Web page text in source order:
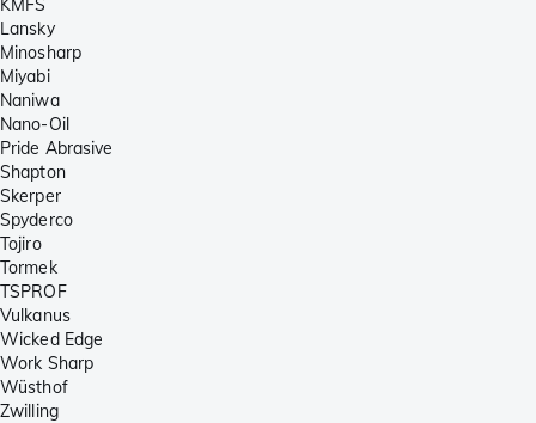
KMFS
Lansky
Minosharp
Miyabi
Naniwa
Nano-Oil
Pride Abrasive
Shapton
Skerper
Spyderco
Tojiro
Tormek
TSPROF
Vulkanus
Wicked Edge
Work Sharp
Wüsthof
Zwilling